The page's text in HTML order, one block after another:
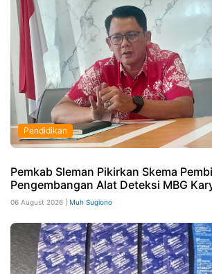
Pendidikan
Pemkab Sleman Pikirkan Skema
Pengembangan Alat Deteksi MBG
06 August 2026 | Muh Sugiono